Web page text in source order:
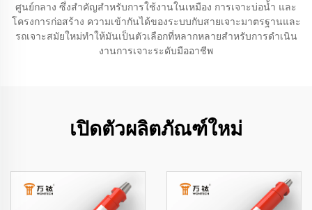
ศูนย์กลาง ซึ่งสำคัญสำหรับการใช้งานในเหมือง การเจาะบ่อน้ำ และ
โครงการก่อสร้าง ความเข้ากันได้ของระบบกับสายเจาะมาตรฐานและ
รถเจาะสมัยใหม่ทำให้มันเป็นตัวเลือกที่หลากหลายสำหรับการดำเนิน
งานการเจาะระดับมืออาชีพ
เปิดตัวผลิตภัณฑ์ใหม่